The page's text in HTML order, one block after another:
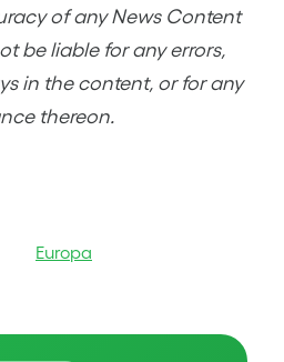
of any News Content
be liable for any errors,
in the content, or for any
thereon.
Europa